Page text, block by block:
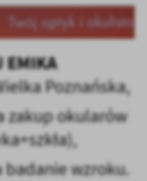
EMIKA
Poznańska,
zakup okularów
wzroku.